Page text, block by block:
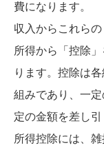
費になります。
収入からこれら
所得から「控除
ります。控除は
組みであり、一
定の金額を差し引
所得控除には、